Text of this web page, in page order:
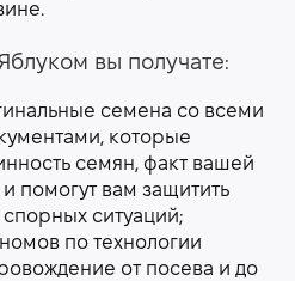
вы получате:
семена со всеми
которые
семян, факт вашей
помогут вам защитить
ситуаций;
по технологии
от посева и до